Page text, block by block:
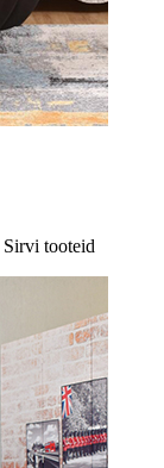
Sirvi tooteid